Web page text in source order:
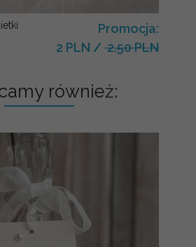
Promocja:
2 PLN / 2.50 PLN
również: